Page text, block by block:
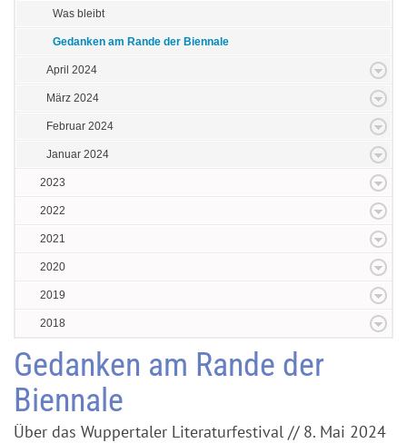
Was bleibt
Gedanken am Rande der Biennale
April 2024
März 2024
Februar 2024
Januar 2024
2023
2022
2021
2020
2019
2018
Gedanken am Rande der
Biennale
Über das Wuppertaler Literaturfestival // 8. Mai 2024